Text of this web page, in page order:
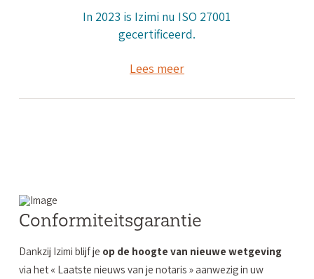
In 2023 is Izimi nu ISO 27001
gecertificeerd.
Lees meer
Conformiteitsgarantie
Dankzij Izimi blijf je op de hoogte van nieuwe wetgeving
via het « Laatste nieuws van je notaris » aanwezig in uw